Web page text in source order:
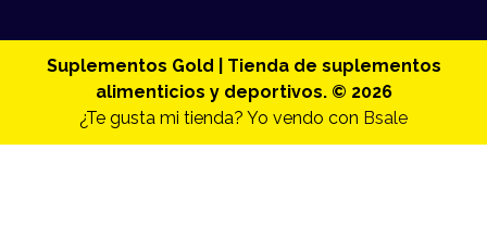
Suplementos Gold | Tienda de suplementos
alimenticios y deportivos. © 2026
¿Te gusta mi tienda? Yo vendo con Bsale